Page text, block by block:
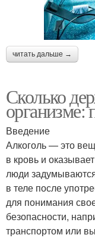
читать дальше →
Сколько
организме:
Введение
Алкоголь — это
в кровь и
люди
в теле после
для понимания
безопасности,
транспортом или